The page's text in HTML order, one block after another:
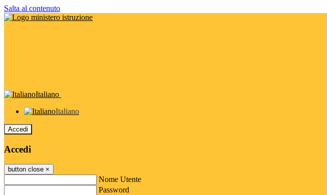
Salta al contenuto
Italiano
Italiano
Accedi
Accedi
button close ×
Nome Utente
Password